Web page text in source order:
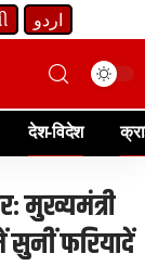
اردو
देश-विदेश
मुख्यमंत्री
सुनीं फरियादें